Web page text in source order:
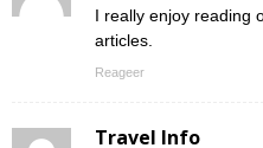
I really enjoy reading
articles.
Reageer
Travel Info